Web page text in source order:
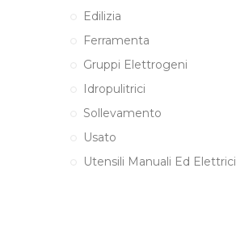
Edilizia
Ferramenta
Gruppi Elettrogeni
Idropulitrici
Sollevamento
Usato
Utensili Manuali Ed Elettrici